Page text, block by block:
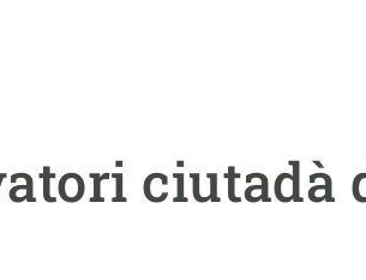
ciutadà
Oportunitats acadèmiques Fes